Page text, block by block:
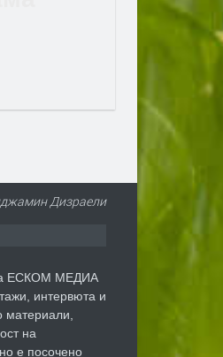
е вече в нашия смартфон
Дизраели
ЕСКОМ МЕДИА
интервюта и
материали,
на
е посочено